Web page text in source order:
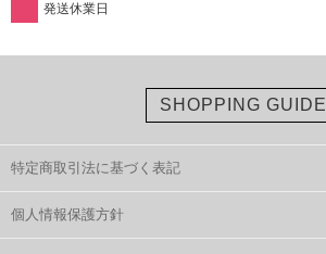
発送休業日
SHOPPING GUIDE
特定商取引法に基づく表記
個人情報保護方針